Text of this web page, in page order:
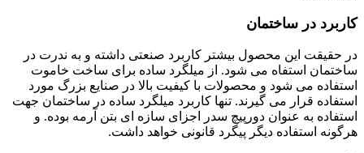
کاربرد در ساختمان
در حقیقت این محصول بیشتر کاربرد صنعتی داشته و به ندرت در
ساختمان استفاه می شود. از میلگرد ساده برای ساخت خاموت
استفاده می شود و محصولات با کیفیت بالا در صنایع بزرگ مورد
استفاده قرار می گیرند. تنها کاربرد میلگرد ساده در ساختمان جهت
استفاده به عنوان دورپیچ سدر اجزای سازه ای بتن آرمه بوده. و
هرگونه استفاده دیگر پیگرد قانونی خواهد داشت.